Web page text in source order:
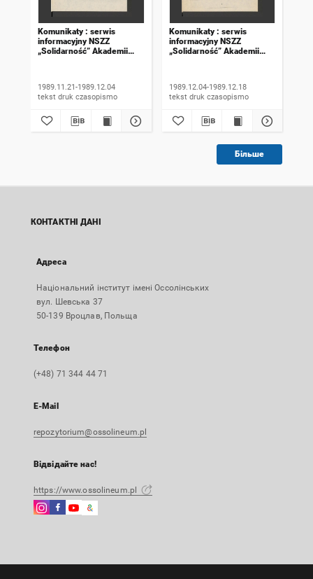
Komunikaty : serwis
informacyjny NSZZ
„Solidarność” Akademii
1989.11.21-1989.12.04
tekst druk czasopismo
Komunikaty : serwis
informacyjny NSZZ
„Solidarność” Akademii
1989.12.04-1989.12.18
tekst druk czasopismo
Більше
КОНТАКТНІ ДАНІ
Адреса
Національний інститут імені Оссолінських
вул. Шевська 37
50-139 Вроцлав, Польща
Телефон
(+48) 71 344 44 71
E-Mail
repozytorium@ossolineum.pl
Відвідайте нас!
https://www.ossolineum.pl
Instagram
в
Facebook
в
Instagram
в
Google
Зовнішнє